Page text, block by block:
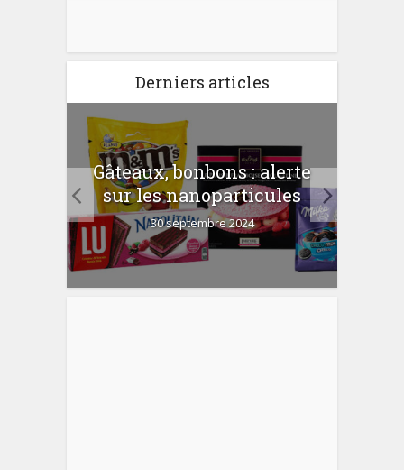
Derniers articles
Gâteaux, bonbons : alerte
sur les nanoparticules
30 septembre 2024